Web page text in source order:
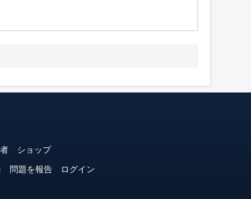
ショップ
問題を報告
ログイン